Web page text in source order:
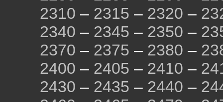
2310 – 2315 – 2320 –
2340 – 2345 – 2350 –
2370 – 2375 – 2380 –
2400 – 2405 – 2410 –
2430 – 2435 – 2440 –